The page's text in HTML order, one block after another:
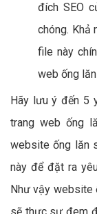
đích SEO
chóng. Khả
file này
web ống lăn
Hãy lưu ý đến 5
trang web ống
website ống lăn
này để đặt ra
Như vậy website